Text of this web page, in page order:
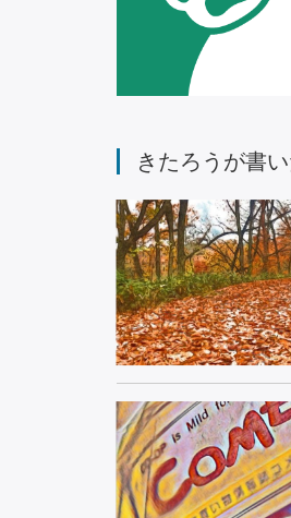
きたろうが書